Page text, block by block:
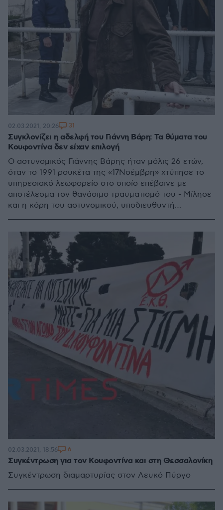
Συγκλονίζει η αδελφή του Γιάννη Βάρη: Τα θύματα του
Κουφοντίνα δεν είχαν επιλογή
Ο αστυνομικός Γιάννης Βάρης ήταν μόλις 26 ετών,
όταν το 1991 ρουκέτα της «17Νοέμβρη» χτύπησε το
υπηρεσιακό λεωφορείο στο οποίο επέβαινε με
αποτέλεσμα τον θανάσιμο τραυματισμό του - Μίλησε
και η κόρη του αστυνομικού, υποδιευθυντή
02.03.2021, 20:26 31
Συγκέντρωση για τον Κουφοντίνα και στη Θεσσαλονίκη
Συγκέντρωση διαμαρτυρίας στον Λευκό Πύργο
02.03.2021, 18:56 6